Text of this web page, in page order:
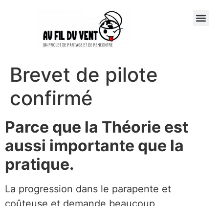
Brevet de pilote
confirmé
Parce que la Théorie est
aussi importante que la
pratique.
La progression dans le parapente et
coûteuse et demande beaucoup